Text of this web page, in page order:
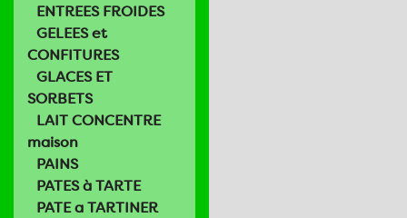
ENTREES FROIDES
GELEES et
CONFITURES
GLACES ET
SORBETS
LAIT CONCENTRE
maison
PAINS
PATES à TARTE
PATE a TARTINER